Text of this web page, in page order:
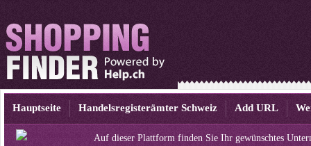
Hauptseite Handelsregisterämter Schweiz Add URL
Auf dieser Plattform finden Sie Ihr gewünschtes